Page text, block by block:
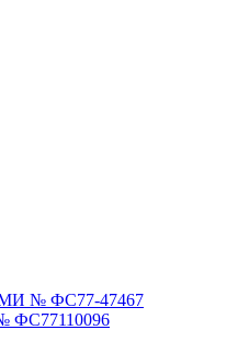
№ ФС77-47467
ФС77110096